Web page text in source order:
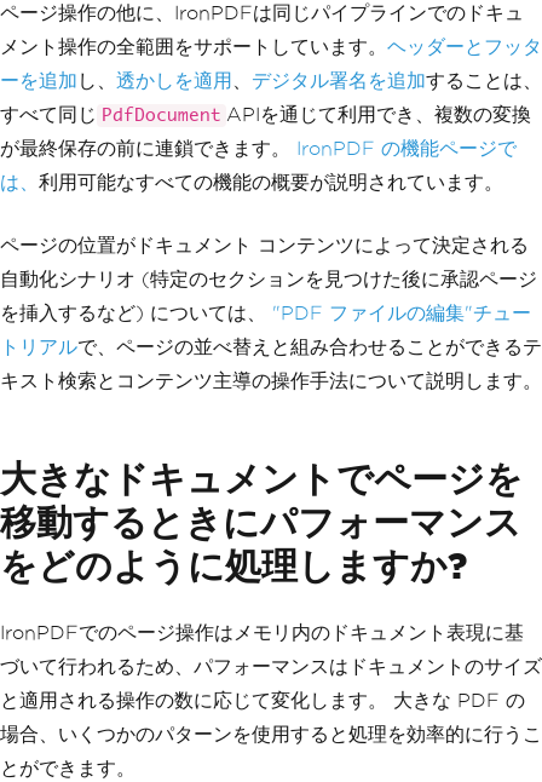
ページ操作の他に、IronPDFは同じパイプラインでのドキュ
メント操作の全範囲をサポートしています。 ヘッダーとフッタ
ーを追加 し、 透かしを適用 デジタル署名を追加することは、
すべて同じ PdfDocument APIを通じて利用でき、複数の変換
が最終保存の前に連鎖できます。 IronPDF の機能ページで
は、 利用可能なすべての機能の概要が説明されています。
ページの位置がドキュメント コンテンツによって決定される
自動化シナリオ (特定のセクションを見つけた後に承認ページ
を挿入するなど) については、 "PDF ファイルの編集"チュー
トリアルで、ページの並べ替えと組み合わせることができるテ
キスト検索とコンテンツ主導の操作手法について説明します。
大きなドキュメントでページを
移動するときにパフォーマンス
をどのように処理しますか?
IronPDFでのページ操作はメモリ内のドキュメント表現に基
づいて行われるため、パフォーマンスはドキュメントのサイズ
と適用される操作の数に応じて変化します。 大きな PDF の
場合、いくつかのパターンを使用すると処理を効率的に行うこ
とができます。